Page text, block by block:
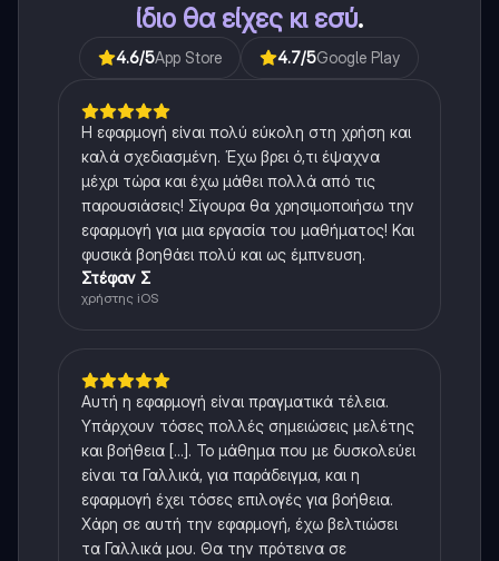
ίδιο θα είχες κι εσύ.
4.6/5App Store 4.7/5Google Play
Η εφαρμογή είναι πολύ εύκολη στη χρήση και
καλά σχεδιασμένη. Έχω βρει ό,τι έψαχνα
μέχρι τώρα και έχω μάθει πολλά από τις
παρουσιάσεις! Σίγουρα θα χρησιμοποιήσω την
εφαρμογή για μια εργασία του μαθήματος! Και
φυσικά βοηθάει πολύ και ως έμπνευση.
Στέφαν Σ
χρήστης iOS
Αυτή η εφαρμογή είναι πραγματικά τέλεια.
Υπάρχουν τόσες πολλές σημειώσεις μελέτης
και βοήθεια [...]. Το μάθημα που με δυσκολεύει
είναι τα Γαλλικά, για παράδειγμα, και η
εφαρμογή έχει τόσες επιλογές για βοήθεια.
Χάρη σε αυτή την εφαρμογή, έχω βελτιώσει
τα Γαλλικά μου. Θα την πρότεινα σε